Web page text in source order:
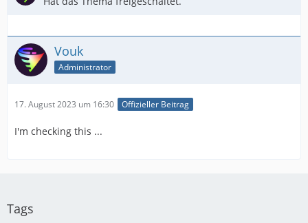
Vouk
Administrator
17. August 2023 um 16:30 Offizieller Beitrag
I'm checking this ...
Tags